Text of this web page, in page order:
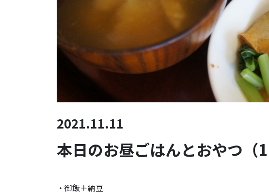
2021.11.11
本日のお昼ごはんとおやつ（
・御飯＋納豆